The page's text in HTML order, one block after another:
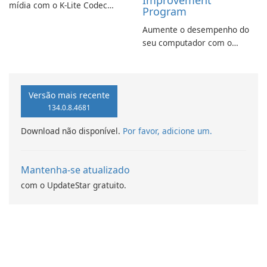
mídia com o K-Lite Codec
Program
Aumente o desempenho do
seu computador com o
Versão mais recente
134.0.8.4681
Download não disponível. Por favor, adicione um.
Mantenha-se atualizado
com o UpdateStar gratuito.